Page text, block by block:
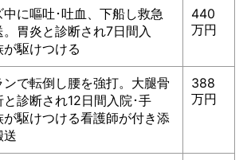
中に嘔吐･吐血、下船し救急
胃炎と診断され7日間入
駆けつける
440
万円
ンで転倒し腰を強打。大腿骨
診断され12日間入院･手
が駆けつける看護師が付き添
送
388
万円